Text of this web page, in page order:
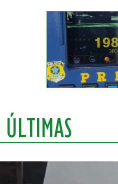
ÚLTIMAS